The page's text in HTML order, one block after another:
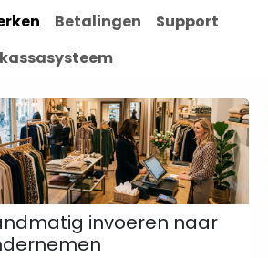
Betalingen
Support
invoeren naar